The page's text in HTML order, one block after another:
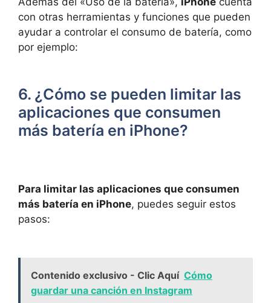
con otras herramientas y funciones ⁤que pueden
ayudar a controlar el ⁢consumo de batería, como
por ejemplo:
6. ¿Cómo se pueden limitar las
aplicaciones que consumen
más batería en iPhone?
Para limitar las aplicaciones que consumen
más batería en iPhone, puedes seguir estos
pasos:
Contenido exclusivo - Clic Aquí Cómo
guardar una canción en Instagram